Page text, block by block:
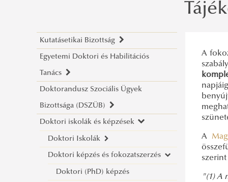
Kutatásetikai Bizottság
Bemutatkozás
Szabályzatok
Kutatásetikai eljárás kezdeményezése
Határozatok
Ülések
Egyetemi Doktori és Habilitációs
Tanács
Bemutatkozás
Szabályzatok
EDHT határozatok
2026.
2025.
2024.
EDHT ülések
Doktorandusz Szociális Ügyek
Bizottsága (DSZÜB)
Bemutatkozás
DSZÜB tagjai
DSZÜB ülések
Doktori iskolák és képzések
Doktori Iskolák
Hadtudományi Doktori Iskola
Katonai Műszaki Doktori Iskola
Doktori képzés és fokozatszerzés
Doktori (PhD) képzés
A
A
"(1) A